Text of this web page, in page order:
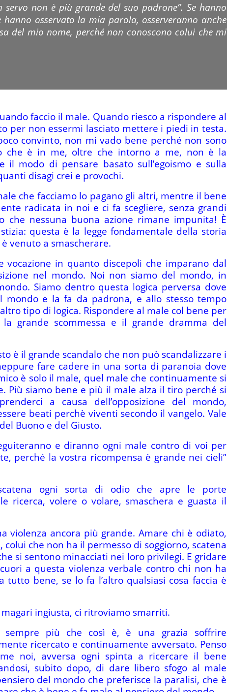
non è più grande del suo padrone”. Se hanno
osservato la mia parola, osserveranno anche
del mio nome, perché non conoscono colui che mi
faccio il male. Quando riesco a rispondere al
per non essermi lasciato mettere i piedi in testa.
convinto, non mi vado bene perché non sono
che è in me, oltre che intorno a me, non è la
il modo di pensare basato sull’egoismo e sulla
disagi crei e provochi.
che facciamo lo pagano gli altri, mentre il bene
radicata in noi e ci fa scegliere, senza grandi
che nessuna buona azione rimane impunita! È
questa è la legge fondamentale della storia
venuto a smascherare.
vocazione in quanto discepoli che imparano dal
nel mondo. Noi non siamo del mondo, in
Siamo dentro questa logica perversa dove
mondo e la fa da padrona, e allo stesso tempo
tipo di logica. Rispondere al male col bene per
grande scommessa e il grande dramma del
è il grande scandalo che non può scandalizzare i
fare cadere in una sorta di paranoia dove
è solo il male, quel male che continuamente si
Più siamo bene e più il male alza il tiro perché si
a causa dell’opposizione del mondo,
beati perchè viventi secondo il vangelo. Vale
Buono e del Giusto.
e diranno ogni male contro di voi per
perché la vostra ricompensa è grande nei cieli”
ogni sorta di odio che apre le porte
ricerca, volere o volare, smaschera e guasta il
violenza ancora più grande. Amare chi è odiato,
che non ha il permesso di soggiorno, scatena
si sentono minacciati nei loro privilegi. E gridare
a questa violenza verbale contro chi non ha
bene, se lo fa l’altro qualsiasi cosa faccia è
ingiusta, ci ritroviamo smarriti.
più che così è, è una grazia soffrire
ricercato e continuamente avversato. Penso
noi, avversa ogni spinta a ricercare il bene
subito dopo, di dare libero sfogo al male
del mondo che preferisce la paralisi, che è